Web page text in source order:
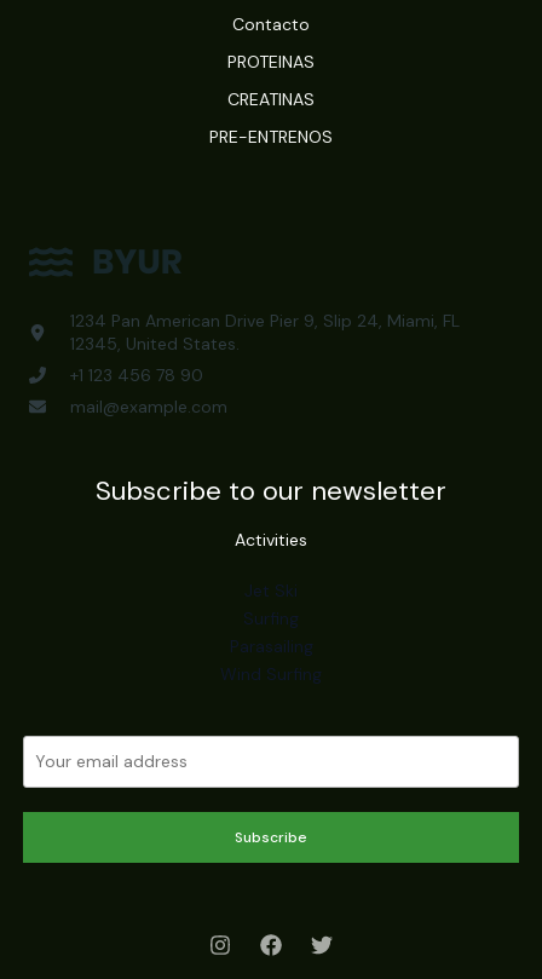
Contacto
PROTEINAS
CREATINAS
PRE-ENTRENOS
1234 Pan American Drive Pier 9, Slip 24, Miami, FL
12345, United States.
+1 123 456 78 90
mail@example.com
Subscribe to our newsletter
Activities
Jet Ski
Surfing
Parasailing
Wind Surfing
Subscribe